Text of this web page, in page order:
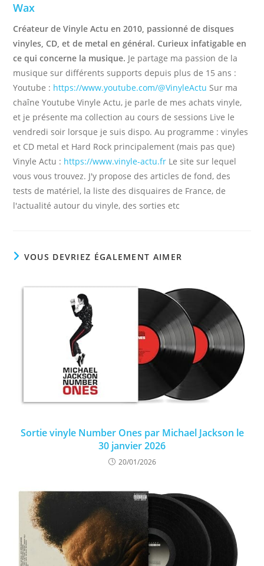
Wax
Créateur de Vinyle Actu en 2010, passionné de disques
vinyles, CD, et de metal en général. Curieux infatigable en
ce qui concerne la musique. Je partage ma passion de la
musique sur différents supports depuis plus de 15 ans :
Youtube : https://www.youtube.com/@VinyleActu Sur ma
chaîne Youtube Vinyle Actu, je parle de mes achats vinyle,
et je présente ma collection au cours de sessions Live le
vendredi soir lorsque je suis dispo. Au programme : vinyles
et CD metal et Hard Rock principalement (mais pas que)
Vinyle Actu : https://www.vinyle-actu.fr Le site sur lequel
vous vous trouvez. J'y propose des articles de fond, des
tests de matériel, la liste des disquaires de France, de
l'actualité autour du vinyle, des sorties etc
VOUS DEVRIEZ ÉGALEMENT AIMER
Sortie vinyle Number Ones par Michael Jackson le
30 janvier 2026
20/01/2026